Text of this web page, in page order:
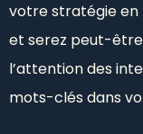
votre stratégie en
et serez peut-
l’attention des
mots-clés dans